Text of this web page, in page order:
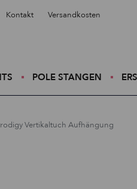
Kontakt Versandkosten
POLE STANGEN
Vertikaltuch Aufhängung